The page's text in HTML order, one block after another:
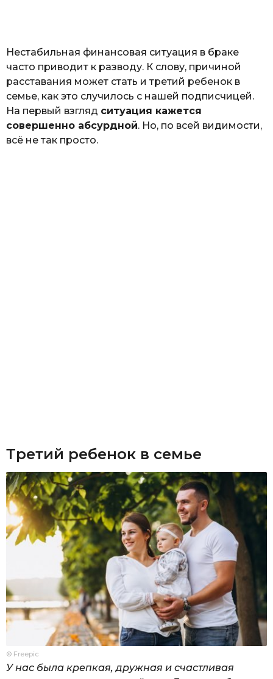
Нестабильная финансовая ситуация в браке
часто приводит к разводу. К слову, причиной
расставания может стать и третий ребенок в
семье, как это случилось с нашей подписчицей.
На первый взгляд ситуация кажется
совершенно абсурдной. Но, по всей видимости,
всё не так просто.
Третий ребенок в семье
© Freepic
У нас была крепкая, дружная и счастливая